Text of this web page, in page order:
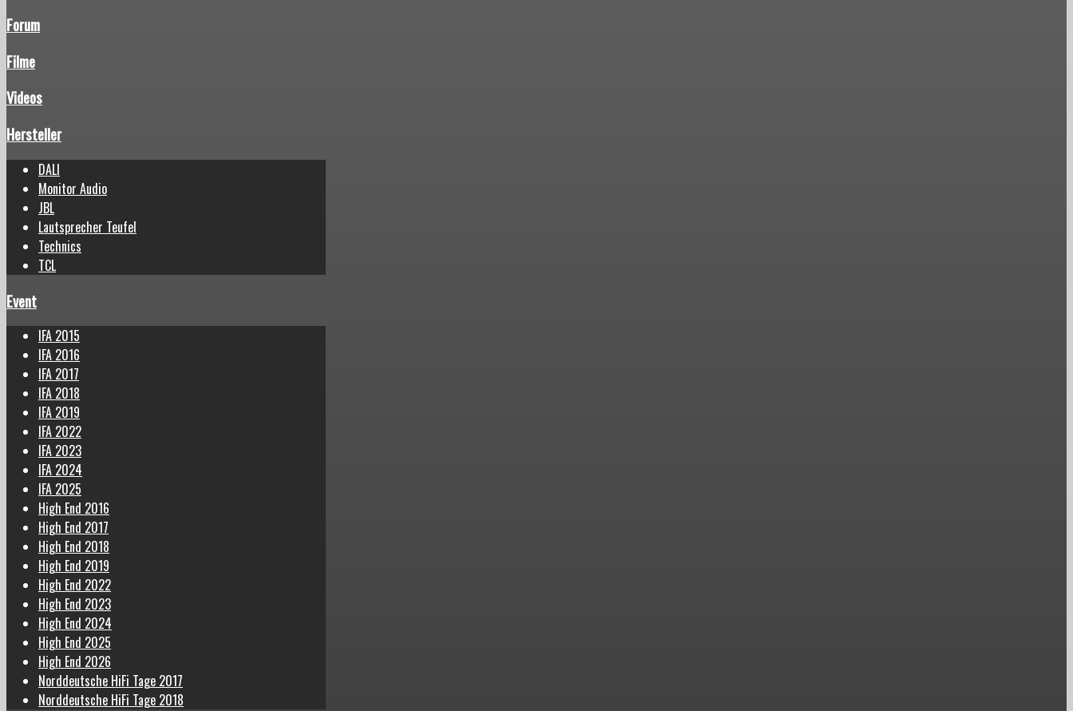
Forum
Filme
Videos
Hersteller
DALI
Monitor Audio
JBL
Lautsprecher Teufel
Technics
TCL
Event
IFA 2015
IFA 2016
IFA 2017
IFA 2018
IFA 2019
IFA 2022
IFA 2023
IFA 2024
IFA 2025
High End 2016
High End 2017
High End 2018
High End 2019
High End 2022
High End 2023
High End 2024
High End 2025
High End 2026
Norddeutsche HiFi Tage 2017
Norddeutsche HiFi Tage 2018